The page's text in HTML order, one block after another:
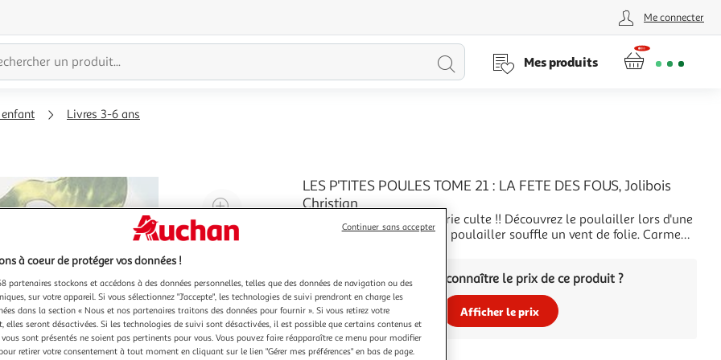
Me connecter
Lancer
Mes produits
Livres 3-6 ans
Agrandir
l'illustration
à
Réduire
à
100
%
Partager
le
produit
LES P'TITES POULES TOME 21 : LA FETE DES FOUS, Jolibois
Christian
Le nouveau tome de la série culte !! Découvrez le poulailler lors d'une
journée... renversante ! Au poulailler souffle un vent de folie. Carmen,
gagner
Vous voulez connaître le prix de ce produit ?
Afficher le prix
à coeur de protéger vos données !
partenaires stockons et accédons à des données personnelles, telles que des données de navigation ou des
sur votre appareil. Si vous sélectionnez "J'accepte", les technologies de suivi prendront en charge les
dans la section « Nous et nos partenaires traitons des données pour fournir ». Si vous retirez votre
elles seront désactivées. Si les technologies de suivi sont désactivées, il est possible que certains contenus et
sont présentés ne soient pas pertinents pour vous. Vous pouvez faire réapparaître ce menu pour modifier
retirer votre consentement à tout moment en cliquant sur le lien "Gérer mes préférences" en bas de page.
Continuer sans accepter